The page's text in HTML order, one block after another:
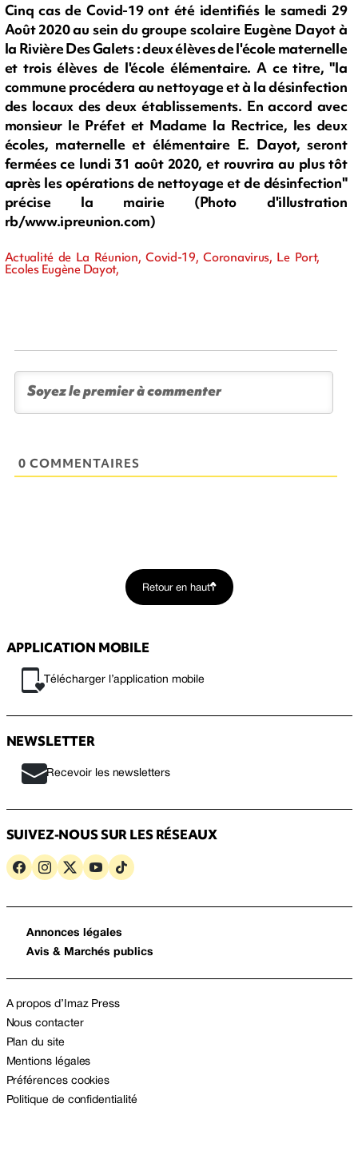
Cinq cas de Covid-19 ont été identifiés le samedi 29
Août 2020 au sein du groupe scolaire Eugène Dayot à
la Rivière Des Galets : deux élèves de l'école maternelle
et trois élèves de l'école élémentaire. A ce titre, "la
commune procédera au nettoyage et à la désinfection
des locaux des deux établissements. En accord avec
monsieur le Préfet et Madame la Rectrice, les deux
écoles, maternelle et élémentaire E. Dayot, seront
fermées ce lundi 31 août 2020, et rouvrira au plus tôt
après les opérations de nettoyage et de désinfection"
précise la mairie (Photo d'illustration
rb/www.ipreunion.com)
Actualité de La Réunion, Covid-19, Coronavirus, Le Port,
Ecoles Eugène Dayot,
0 COMMENTAIRES
Retour en haut
APPLICATION MOBILE
Télécharger l’application mobile
NEWSLETTER
Recevoir les newsletters
SUIVEZ-NOUS SUR LES RÉSEAUX
Annonces légales
Avis & Marchés publics
A propos d’Imaz Press
Nous contacter
Plan du site
Mentions légales
Préférences cookies
Politique de confidentialité